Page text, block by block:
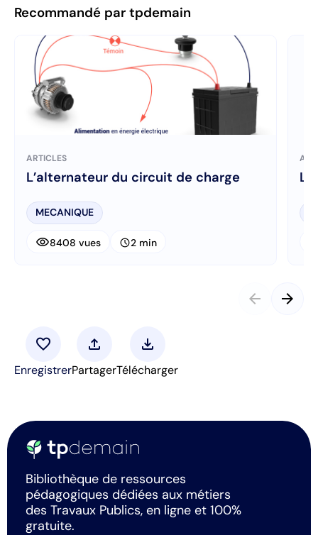
Recommandé par tpdemain
ARTICLES
L’alternateur du circuit de charge
MECANIQUE
visibility8408 vues schedule2 min
arrow_back arrow_forward
favorite
Enregistrer
upload
Partager
download
Télécharger
Bibliothèque de ressources
pédagogiques dédiées aux métiers
des Travaux Publics, en ligne et 100%
gratuite.